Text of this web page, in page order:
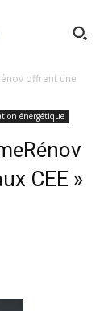
offrent une
énergétique
CEE »